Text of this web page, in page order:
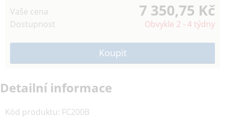
Vaše cena 7 350,75 Kč
Dostupnost Obvykle 2 - 4 týdny
Detailní informace
Kód produktu: FC200B